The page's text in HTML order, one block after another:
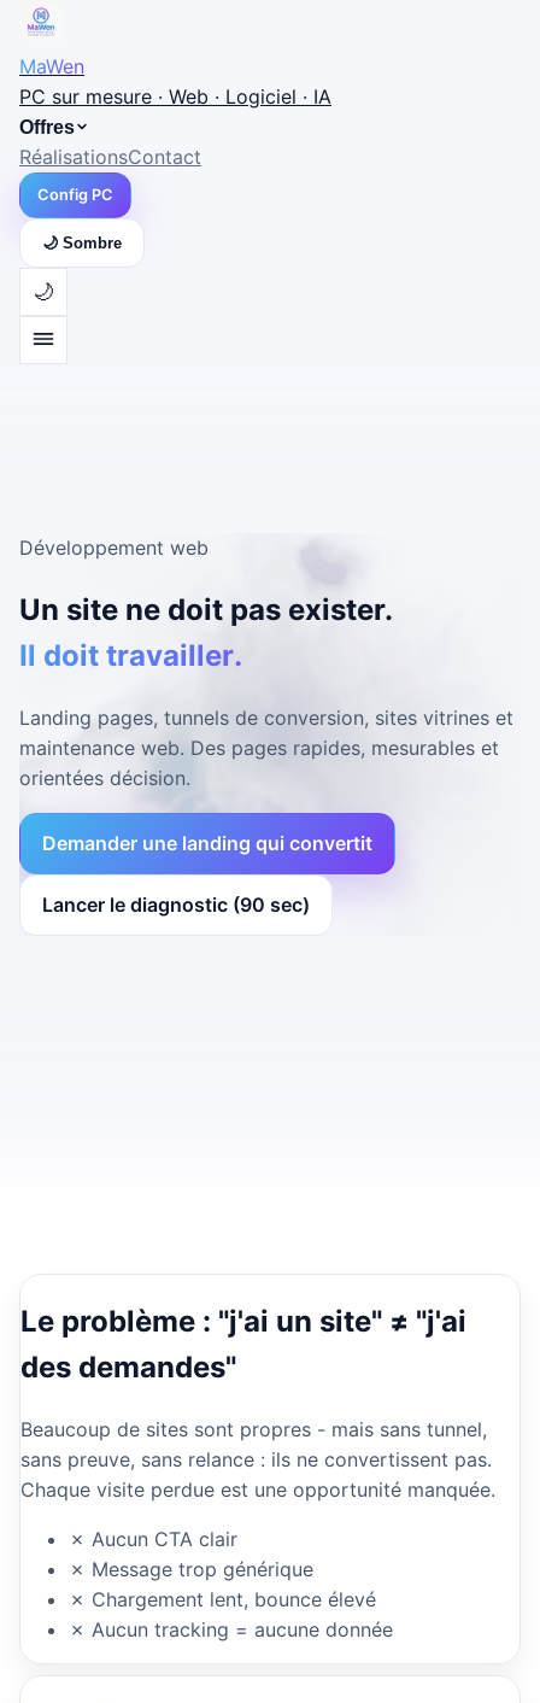
MaWen
PC sur mesure · Web · Logiciel · IA
Offres
RéalisationsContact
Config PC
🌙 Sombre
🌙
Développement web
Un site ne doit pas exister.
Il doit travailler.
Landing pages, tunnels de conversion, sites vitrines et
maintenance web. Des pages rapides, mesurables et
orientées décision.
Demander une landing qui convertit
Lancer le diagnostic (90 sec)
Le problème : "j'ai un site" ≠ "j'ai
des demandes"
Beaucoup de sites sont propres - mais sans tunnel,
sans preuve, sans relance : ils ne convertissent pas.
Chaque visite perdue est une opportunité manquée.
✗ Aucun CTA clair
✗ Message trop générique
✗ Chargement lent, bounce élevé
✗ Aucun tracking = aucune donnée